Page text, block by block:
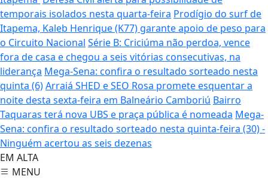
temporais isolados nesta quarta-feira Prodígio do surf de
Itapema, Kaleb Henrique (K77) garante apoio de peso para
o Circuito Nacional Série B: Criciúma não perdoa, vence
fora de casa e chegou a seis vitórias consecutivas, na
liderança Mega-Sena: confira o resultado sorteado nesta
quinta (6)Arraiá SHED e SEO Rosa promete esquentar a
noite desta sexta-feira em Balneário Camboriú Bairro
Taquaras terá nova UBS e praça pública é nomeada Mega-
Sena: confira o resultado sorteado nesta quinta-feira (30) -
Ninguém acertou as seis dezenas
EM ALTA
MENU